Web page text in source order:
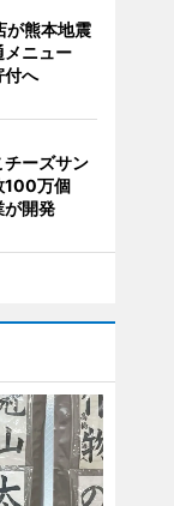
が熊本地震
メニュー
付へ
チーズサン
100万個
開発